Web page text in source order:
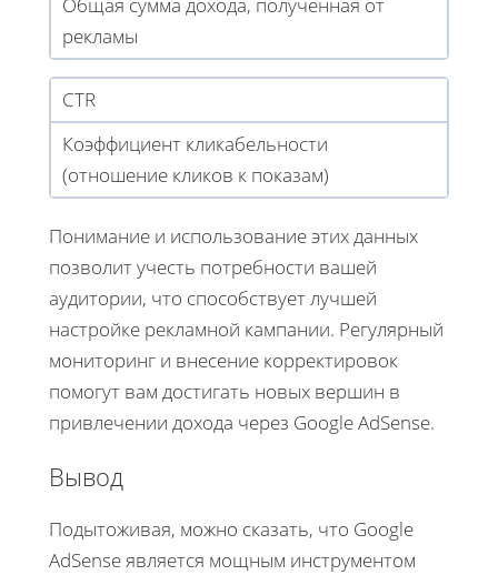
рекламы
CTR
Коэффициент кликабельности
(отношение кликов к показам)
Понимание и использование этих данных
позволит учесть потребности вашей
аудитории, что способствует лучшей
настройке рекламной кампании. Регулярный
мониторинг и внесение корректировок
помогут вам достигать новых вершин в
привлечении дохода через Google AdSense.
Вывод
Подытоживая, можно сказать, что Google
AdSense является мощным инструментом